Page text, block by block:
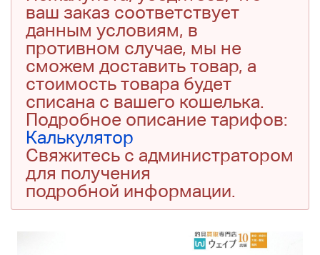
ваш заказ соответствует
данным условиям, в
противном случае, мы не
сможем доставить товар, а
стоимость товара будет
списана с вашего кошелька.
Подробное описание тарифов:
Калькулятор
Свяжитесь с администратором
для получения
подробной информации.